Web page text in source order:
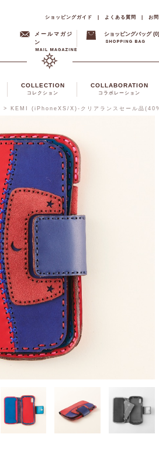
ショッピングガイド | よくある質問 | お
メールマガジ
ン
ショッピングバッグ (0)
COLLECTION
コレクション
COLLABORATION
コラボレーション
> KEMI (iPhoneXS/X)-クリアランスセール品